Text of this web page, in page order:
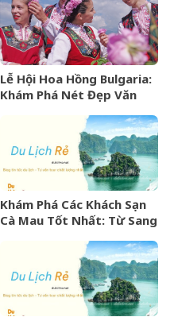
Lễ Hội Hoa Hồng Bulgaria:
Khám Phá Nét Đẹp Văn
Khám Phá Các Khách Sạn
Cà Mau Tốt Nhất: Từ Sang